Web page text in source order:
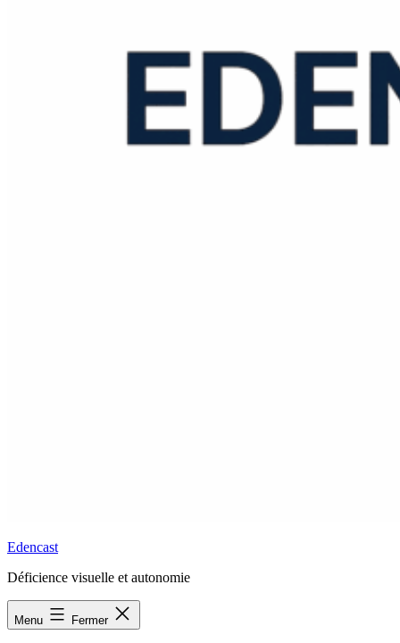
Edencast
Déficience visuelle et autonomie
Menu Fermer